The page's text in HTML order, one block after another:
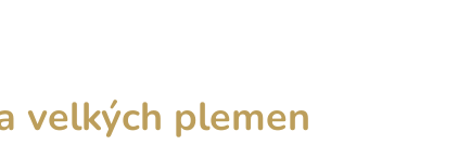
velkých plemen